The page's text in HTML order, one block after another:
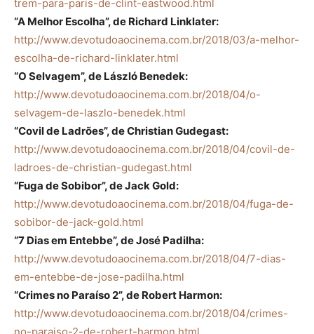
trem-para-paris-de-clint-eastwood.html
“A Melhor Escolha”, de Richard Linklater:
http://www.devotudoaocinema.com.br/2018/03/a-melhor-
escolha-de-richard-linklater.html
“O Selvagem”, de László Benedek:
http://www.devotudoaocinema.com.br/2018/04/o-
selvagem-de-laszlo-benedek.html
“Covil de Ladrões”, de Christian Gudegast:
http://www.devotudoaocinema.com.br/2018/04/covil-de-
ladroes-de-christian-gudegast.html
“Fuga de Sobibor”, de Jack Gold:
http://www.devotudoaocinema.com.br/2018/04/fuga-de-
sobibor-de-jack-gold.html
“7 Dias em Entebbe”, de José Padilha:
http://www.devotudoaocinema.com.br/2018/04/7-dias-
em-entebbe-de-jose-padilha.html
“Crimes no Paraíso 2”, de Robert Harmon:
http://www.devotudoaocinema.com.br/2018/04/crimes-